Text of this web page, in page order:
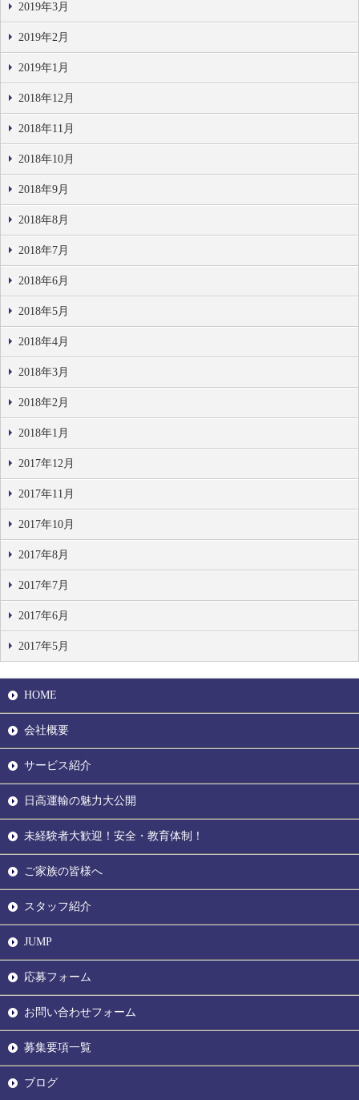
2019年3月
2019年2月
2019年1月
2018年12月
2018年11月
2018年10月
2018年9月
2018年8月
2018年7月
2018年6月
2018年5月
2018年4月
2018年3月
2018年2月
2018年1月
2017年12月
2017年11月
2017年10月
2017年8月
2017年7月
2017年6月
2017年5月
HOME
会社概要
サービス紹介
日高運輸の魅力大公開
未経験者大歓迎！安全・教育体制！
ご家族の皆様へ
スタッフ紹介
JUMP
応募フォーム
お問い合わせフォーム
募集要項一覧
ブログ